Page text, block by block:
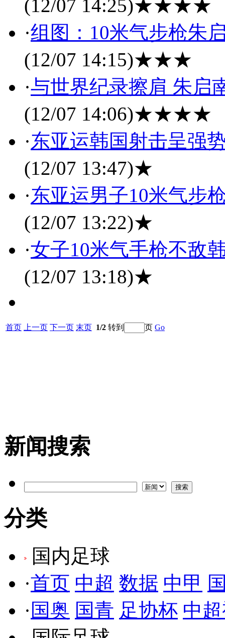
(12/07 14:25)★★★★
·组图：10米气步枪朱
(12/07 14:15)★★★
·与世界纪录擦肩 朱启
(12/07 14:06)★★★★
·东亚运韩国射击呈强
(12/07 13:47)★
·东亚运男子10米气步
(12/07 13:22)★
·女子10米气手枪不敌
(12/07 13:18)★
首页 上一页 下一页 末页 1/2 转到 页 Go
新闻搜索
分类
国内足球
·首页 中超 数据 中甲
· 国奥 国青 足协杯 中